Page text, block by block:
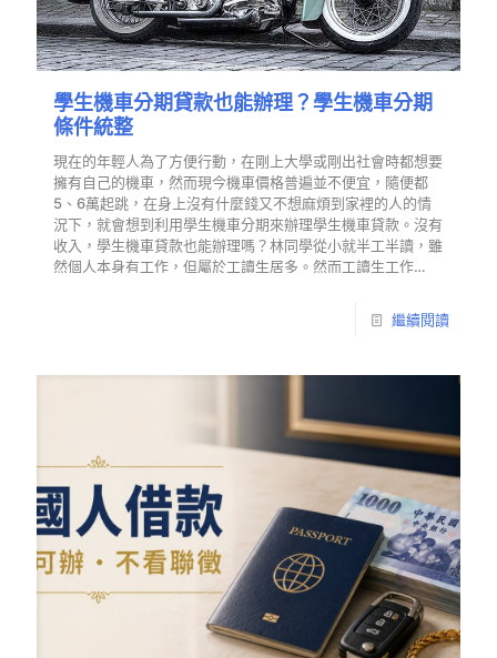
學生機車分期貸款也能辦理？學生機車分期
條件統整
現在的年輕人為了方便行動，在剛上大學或剛出社會時都想要
擁有自己的機車，然而現今機車價格普遍並不便宜，隨便都
5、6萬起跳，在身上沒有什麼錢又不想麻煩到家裡的人的情
況下，就會想到利用學生機車分期來辦理學生機車貸款。沒有
收入，學生機車貸款也能辦理嗎？林同學從小就半工半讀，雖
然個人本身有工作，但屬於工讀生居多。然而工讀生工作…
繼續閱讀